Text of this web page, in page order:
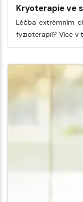
Kryoterapie ve
Léčba extrémním
fyzioterapií? Více v